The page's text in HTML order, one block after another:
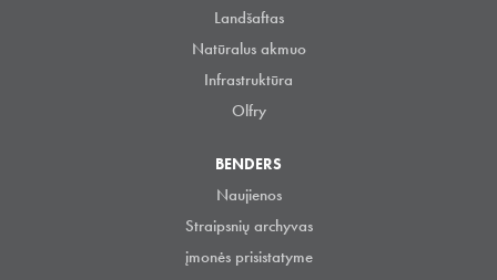
Landšaftas
Natūralus akmuo
Infrastruktūra
Olfry
BENDERS
Naujienos
Straipsnių archyvas
įmonės prisistatyme